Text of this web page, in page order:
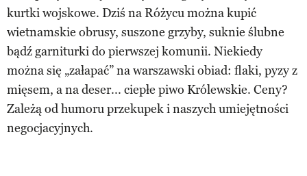
kurtki wojskowe. Dziś na Różycu można kupić
wietnamskie obrusy, suszone grzyby, suknie ślubne
bądź garniturki do pierwszej komunii. Niekiedy
można się „załapać” na warszawski obiad: flaki, pyzy z
mięsem, a na deser... ciepłe piwo Królewskie. Ceny?
Zależą od humoru przekupek i naszych umiejętności
negocjacyjnych.